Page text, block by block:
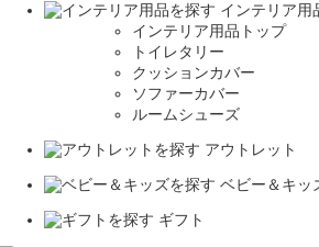
インテリア用
インテリア用品トップ
トイレタリー
クッションカバー
ソファーカバー
ルームシューズ
アウトレット
ベビー＆キッ
ギフト